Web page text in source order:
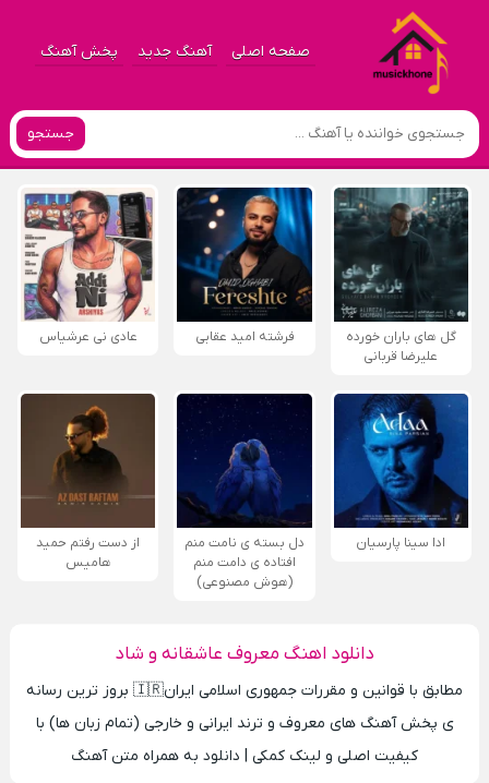
صفحه اصلی آهنگ جدید پخش آهنگ
جستجو
گل های باران خورده
علیرضا قربانی
فرشته امید عقابی عادی نی عرشیاس
ادا سینا پارسیان
دل بسته ی نامت منم
افتاده ی دامت منم
(هوش مصنوعی)
از دست رفتم حمید
هامیس
دانلود اهنگ معروف عاشقانه و شاد
مطابق با قوانین و مقررات جمهوری اسلامی ایران🇮🇷 بروز ترین رسانه
ی پخش آهنگ های معروف و ترند ایرانی و خارجی (تمام زبان ها) با
کیفیت اصلی و لینک کمکی | دانلود به همراه متن آهنگ